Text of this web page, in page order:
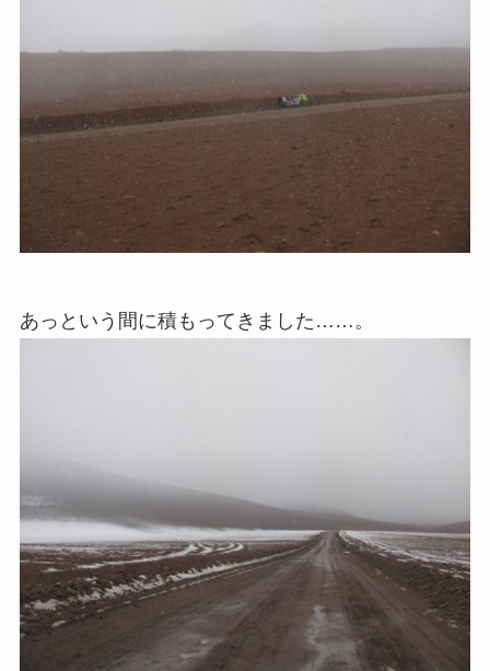
あっという間に積もってきました……。